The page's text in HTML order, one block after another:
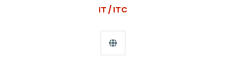
IT / ITC